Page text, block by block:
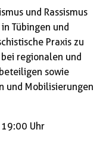
und Rassismus
Tübingen und
Praxis zu
regionalen und
sowie
und Mobilisierungen
Uhr